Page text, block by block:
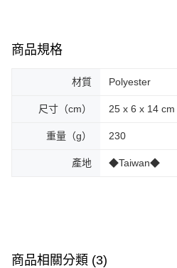
商品規格
材質 Polyester
尺寸（cm） 25 x 6 x 14 cm
重量（g） 230
產地 ◆Taiwan◆
商品相關分類 (3)